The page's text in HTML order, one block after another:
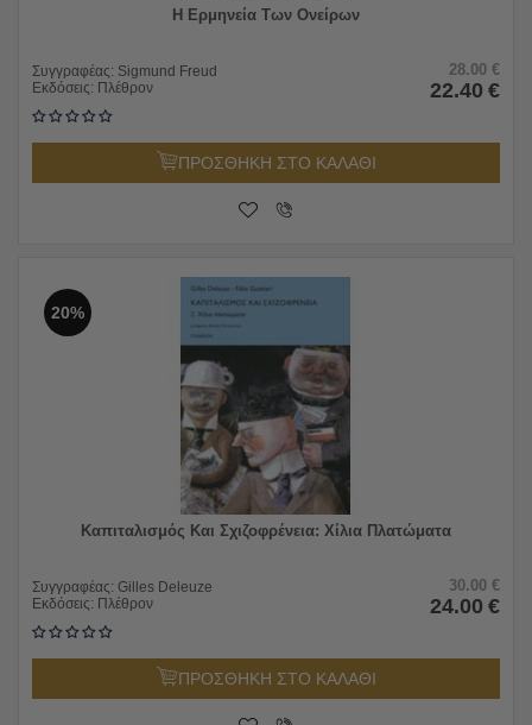
Η Ερμηνεία Των Ονείρων
Συγγραφέας: Sigmund Freud
Εκδόσεις: Πλέθρον
28.00 €
22.40 €
ΠΡΟΣΘΗΚΗ ΣΤΟ ΚΑΛΑΘΙ
20%
Καπιταλισμός Και Σχιζοφρένεια: Χίλια Πλατώματα
Συγγραφέας: Gilles Deleuze
Εκδόσεις: Πλέθρον
30.00 €
24.00 €
ΠΡΟΣΘΗΚΗ ΣΤΟ ΚΑΛΑΘΙ